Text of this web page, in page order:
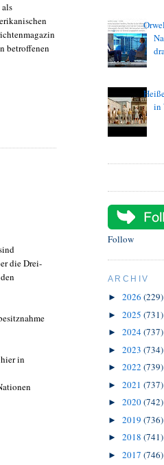
betroffenen
die Drei-
in
in
Follow
ARCHIV
► 2026 (229)
► 2025 (731)
► 2024(737)
► 2023 (734)
► 2022 (739)
► 2021 (737)
► 2020(742)
► 2019 (736)
► 2018 (741)
► 2017 (746)